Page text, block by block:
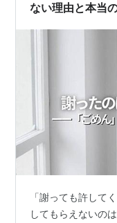
ない理由と本当
「謝っても許して
してもらえないの